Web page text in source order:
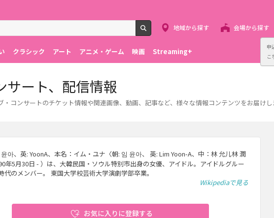
申
こ
検索
地域から探す 会場から探す
クラシック アート アニメ・ゲーム 映画 Streaming+
サート、配信情報
コンサートのチケット情報や関連画像、動画、記事など、様々な情報コンテンツをお届けし
아、英: YoonA、本名：イム・ユナ〈朝: 임 윤아、 英: Lim Yoon-A、中：林 允儿林 潤
年5月30日 - ）は、大韓民国・ソウル特別市出身の女優、アイドル。アイドルグルー
代のメンバー。 東国大学校芸術大学演劇学部卒業。
Wikipediaで見る
お気に入りに登録する